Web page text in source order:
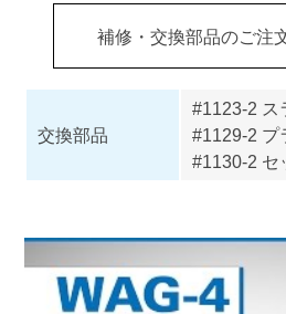
補修・交換部品のご注
交換部品
#1123-2 ス
#1129-2 プ
#1130-2 セ